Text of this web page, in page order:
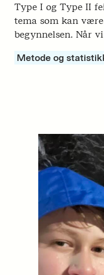
Type I og Type II
tema som kan
begynnelsen. Når
Metode og